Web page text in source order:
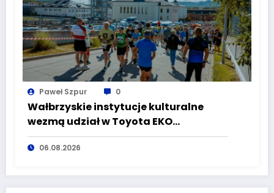
Paweł Szpur 0
Wałbrzyskie instytucje kulturalne
wezmą udział w Toyota EKO
Półmaraton Wałbrzych
06.08.2026